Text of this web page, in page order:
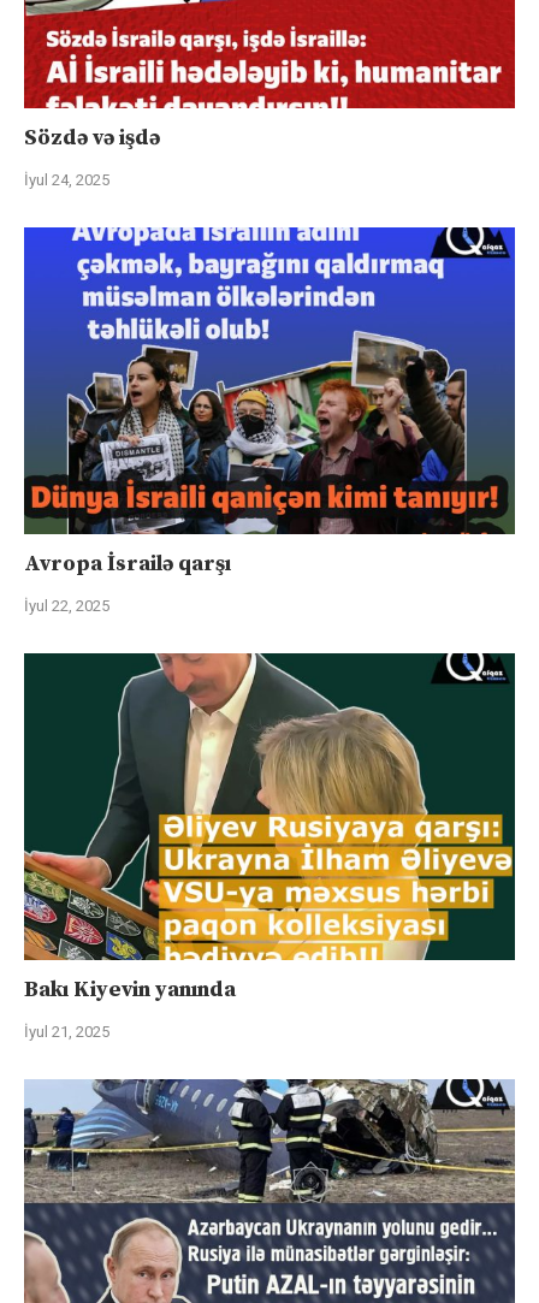
Sözdə və işdə
İyul 24, 2025
Avropa İsrailə qarşı
İyul 22, 2025
Bakı Kiyevin yanında
İyul 21, 2025